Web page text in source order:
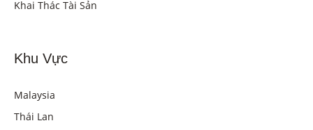
Khai Thác Tài Sản
Khu Vực
Malaysia
Thái Lan